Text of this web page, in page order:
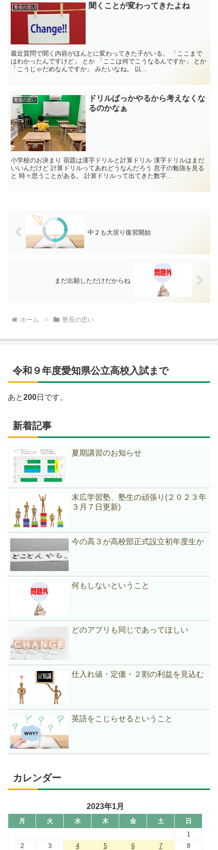
塾長の思い 聞くことが変わってきたよね
最近質問で聞く内容がほんとに変わってきた子がいる。 「ここまで
はわかったんですけど」 とか 「ここは何でこうなるんですか」 とか
「こうじゃだめなんですか」 みたいなね。 以...
塾長の思い
ドリルばっかやるから考えなくな
るのかなぁ
小学校のお決まり 宿題は漢字ドリルと計算ドリル 漢字ドリルはまだ
いいんだけど 計算ドリルってあれどうなんだろう 息子の勉強を見る
と 時々思うことがある。 計算ドリルって出てきた数字...
中２も大戻り復習開始
まだ出願しただけだからね
ホーム 塾長の思い
令和９年度愛知県公立高校入試まで
あと200日です。
新着記事
夏期講習のお知らせ
末広学習塾、塾生の頑張り(２０２３年
３月７日更新)
今の高３が高校部正式設立初年度生か
何もしないということ
どのアプリも同じであってほしい
仕入れ値・定価・２割の利益を見込む
英語をこじらせるということ
カレンダー
2023年1月
月 火 水 木 金 土
日
1
2
3 4 5 6 7
8